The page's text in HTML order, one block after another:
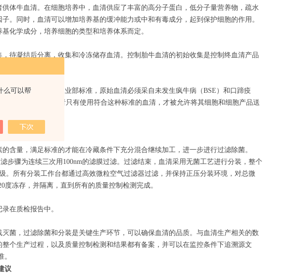
么可以帮
体牛血清。在细胞培养中，血清供应了丰富的高分子蛋白，低分子量营养物，疏水
。同时，血清可以增加培养基的缓冲能力或中和有毒成分，起到保护细胞的作用。
化学成分，培养细胞的类型和培养体系而定。
待凝结后分离，收集和冷冻储存血清。控制胎牛血清的初始收集是控制终血清产品
生产。
欧洲标准。美国农业部标准，原始血清必须采自未发生疯牛病（BSE）和口蹄疫
全生产。而且研究者只有使用符合这种标准的血清，才被允许将其细胞和细胞产品送
含量，满足标准的才能在冷藏条件下充分混合继续加工，进一步进行过滤除菌。
步骤为连续三次用100nm的滤膜过滤。过滤结束，血清采用无菌工艺进行分装，整个
。所有分装工作台都通过高效微粒空气过滤器过滤，并保持正压分装环境，对总微
冻存，并隔离，直到所有的质量控制检测完成。
在质检报告中。
菌，过滤除菌和分装是关键生产环节，可以确保血清的品质。与血清生产相关的数
个生产过程，以及质量控制检测和结果都有备案，并可以在监控条件下追溯源文
议